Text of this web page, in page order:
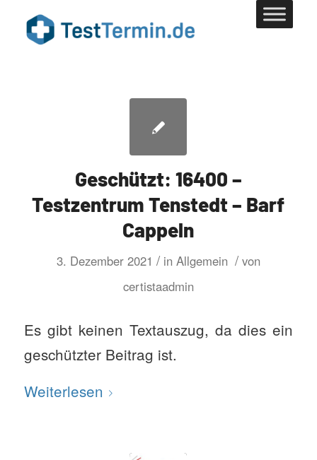
Geschützt: 16400 –
Testzentrum Tenstedt – Barf
Cappeln
3. Dezember 2021 / in Allgemein / von
certistaadmin
Es gibt keinen Textauszug, da dies ein
geschützter Beitrag ist.
Weiterlesen